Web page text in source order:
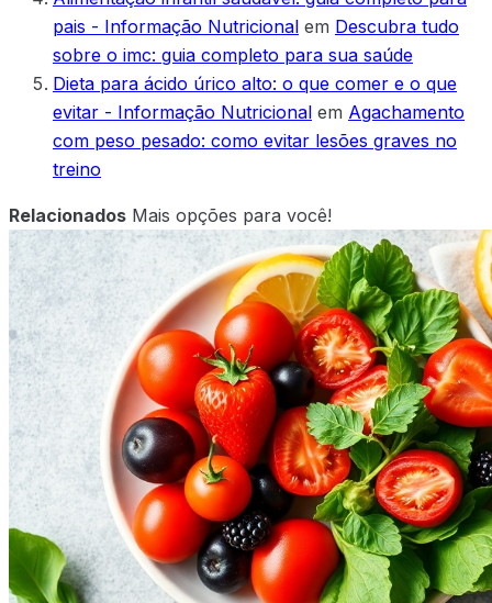
pais - Informação Nutricional em Descubra tudo
sobre o imc: guia completo para sua saúde
Dieta para ácido úrico alto: o que comer e o que
evitar - Informação Nutricional em Agachamento
com peso pesado: como evitar lesões graves no
treino
Relacionados Mais opções para você!